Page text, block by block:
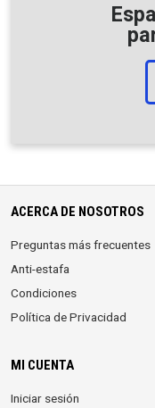
ACERCA DE NOSOTROS
Preguntas más frecuentes
Anti-estafa
Condiciones
Política de Privacidad
MI CUENTA
Iniciar sesión